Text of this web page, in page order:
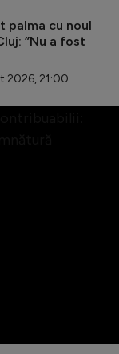
palma cu noul
”Nu a fost
2026, 21:00